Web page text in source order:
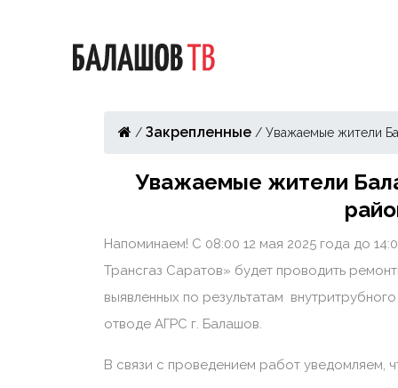
/ Закрепленные / Уважаемые жители
Уважаемые жители
Напоминаем! С 08:00 12 мая 2025 года до
Трансгаз Саратов» будет проводить
выявленных по результатам
отводе АГРС г. Балашов.
В связи с проведением работ уведомляем,